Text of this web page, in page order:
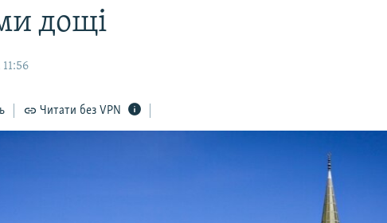
дощі
Читати без VPN